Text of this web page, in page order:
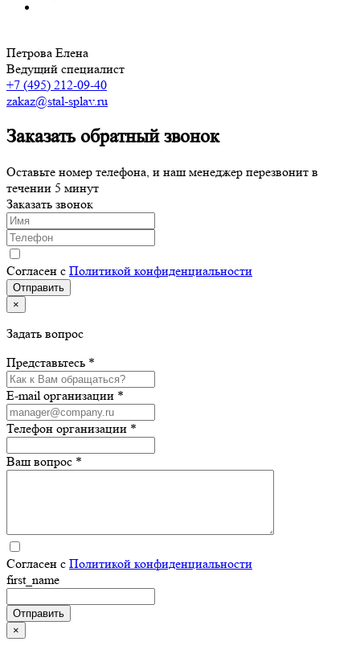
Петрова Елена
Ведущий специалист
+7 (495) 212-09-40
zakaz@stal-splav.ru
Заказать обратный звонок
Оставьте номер телефона, и наш менеджер перезвонит в
течении 5 минут
Заказать звонок
Согласен с Политикой конфиденциальности
×
Задать вопрос
Представьтесь *
E-mail организации *
Телефон организации *
Ваш вопрос *
Согласен с Политикой конфиденциальности
first_name
×